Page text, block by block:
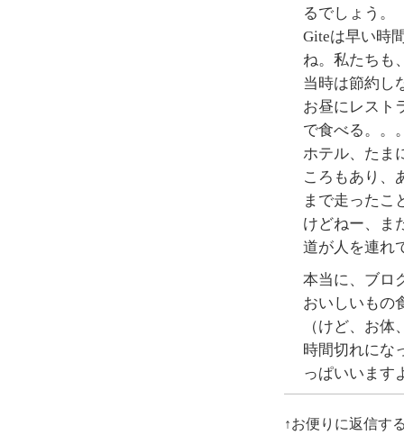
るでしょう。
Giteは早い時
ね。私たちも
当時は節約し
お昼にレスト
で食べる。。
ホテル、たま
ころもあり、
まで走ったこ
けどねー、ま
道が人を連れ
本当に、ブロ
おいしいもの
（けど、お
時間切れにな
っぱいいます
↑お便りに返信す